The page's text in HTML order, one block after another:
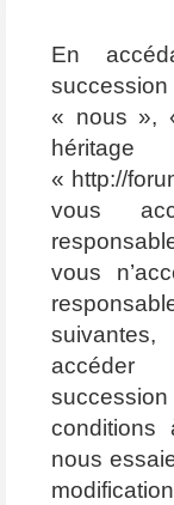
En
« nous »,
« http://
vous
vous
succession
conditions
nous